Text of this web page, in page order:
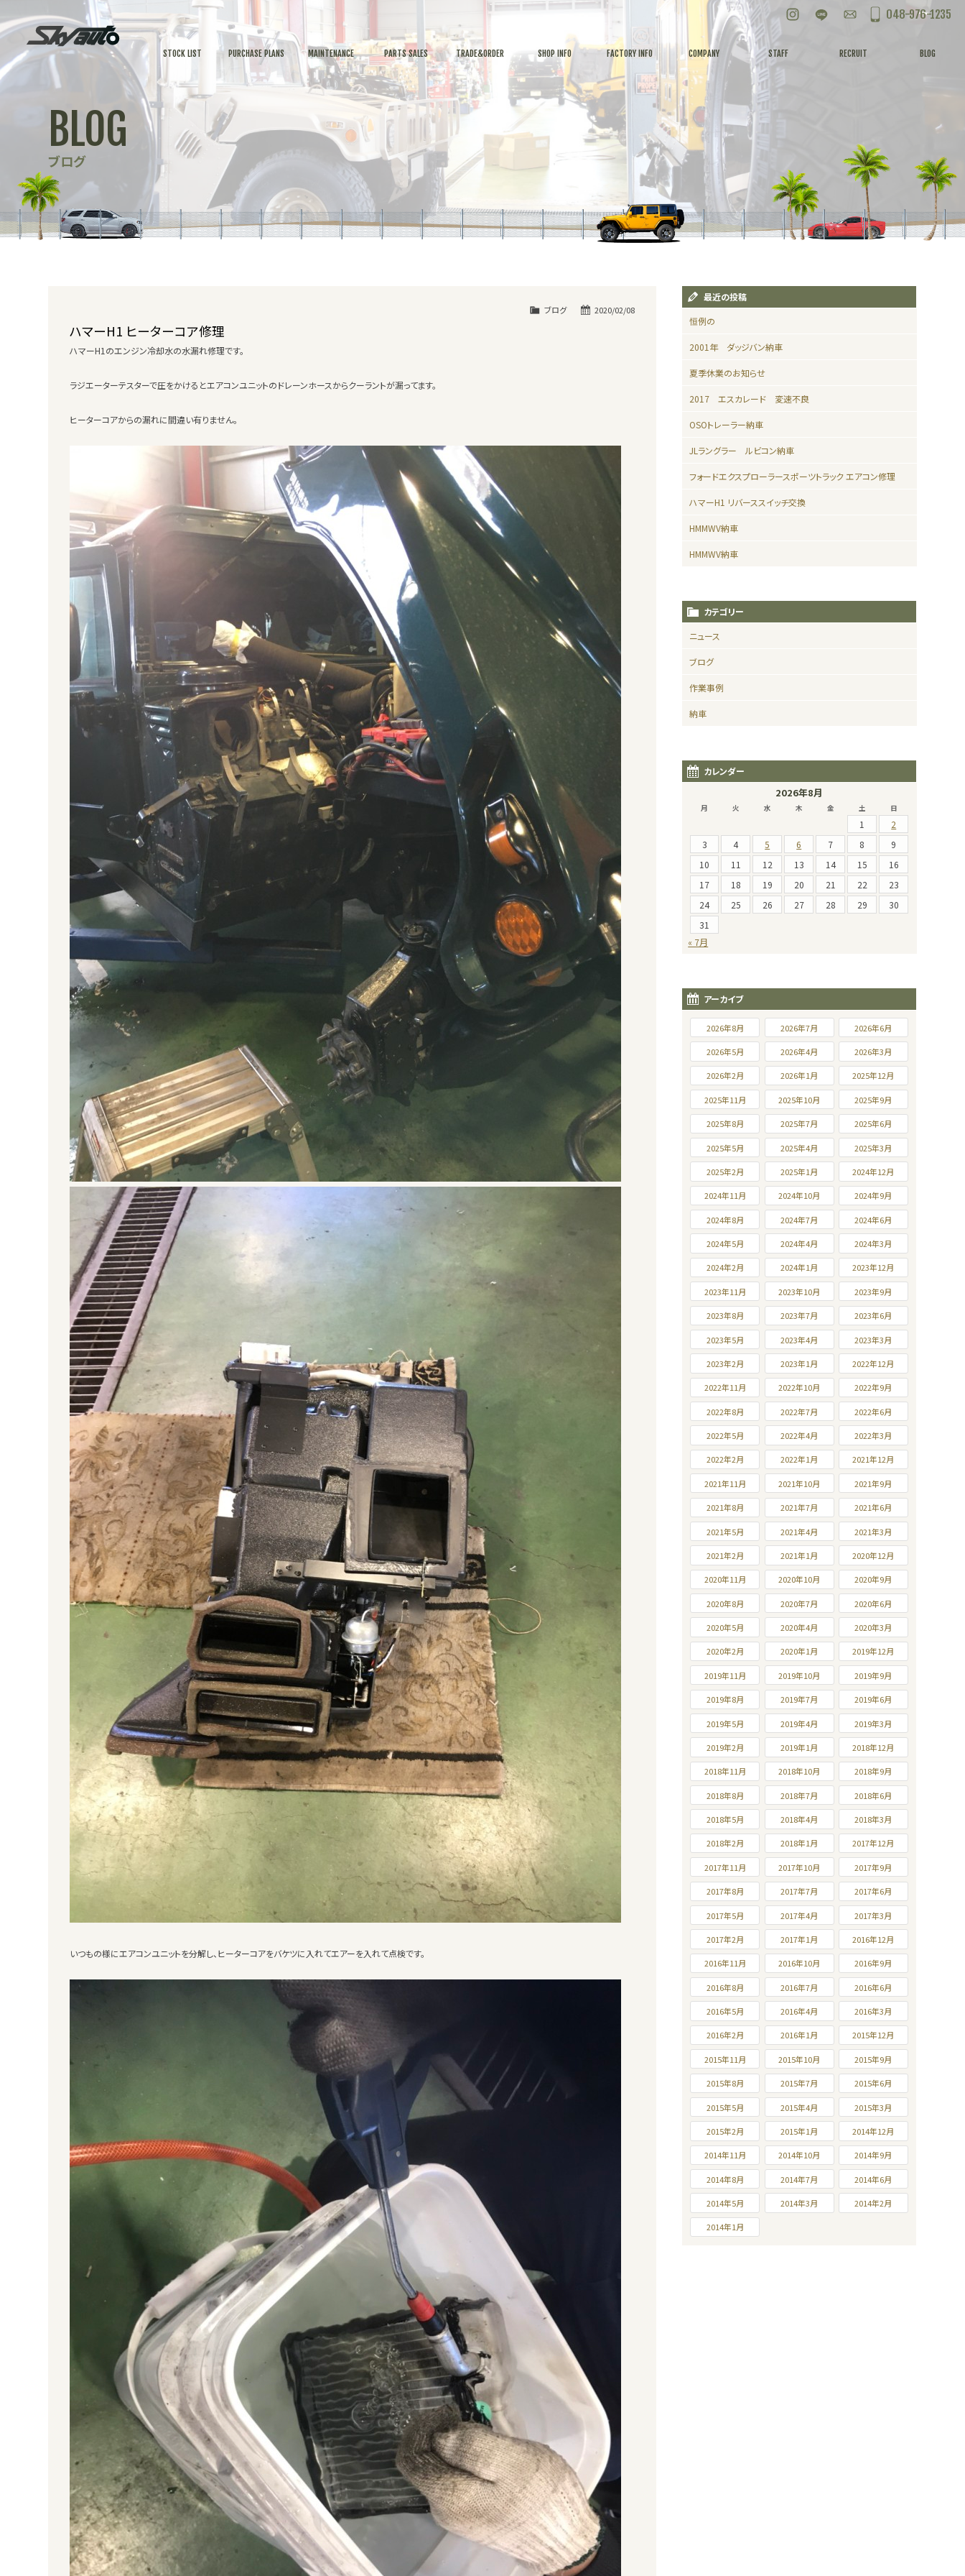
お問い合わせ
048-976-1235
STOCK LIST PURCHASE PLANS MAINTENANCE PARTS SALES TRADE&ORDER SHOP INFO FACTORY INFO COMPANY STAFF RECRUIT BLOG
BLOG
ブログ
2020/02/08
ブログ
ハマーH1 ヒーターコア修理
ハマーH1のエンジン冷却水の水漏れ修理です。
ラジエーターテスターで圧をかけるとエアコンユニットのドレーンホースからクーラントが漏ってます。
ヒーターコアからの漏れに間違い有りません。
いつもの様にエアコンユニットを分解し、ヒーターコアをバケツに入れてエアーを入れて点検です。
最近の投稿
恒例の
2001年 ダッジバン納車
夏季休業のお知らせ
2017 エスカレード 変速不良
OSOトレーラー納車
JLラングラー ルビコン納車
フォードエクスプローラースポーツトラック エアコン修理
ハマーH1 リバーススイッチ交換
HMMWV納車
HMMWV納車
カテゴリー
ニュース
ブログ
作業事例
納車
カレンダー
2026年8月
月 火 水 木 金 土 日
1
2
3
4 5 6 7 8
9
10
11 12 13 14 15
16
17
18 19 20 21 22
23
24
25 26 27 28 29
30
31
« 7月
アーカイブ
2026年8月 2026年7月 2026年6月
2026年5月 2026年4月 2026年3月
2026年2月 2026年1月 2025年12月
2025年11月 2025年10月 2025年9月
2025年8月 2025年7月 2025年6月
2025年5月 2025年4月 2025年3月
2025年2月 2025年1月 2024年12月
2024年11月 2024年10月 2024年9月
2024年8月 2024年7月 2024年6月
2024年5月 2024年4月 2024年3月
2024年2月 2024年1月 2023年12月
2023年11月 2023年10月 2023年9月
2023年8月 2023年7月 2023年6月
2023年5月 2023年4月 2023年3月
2023年2月 2023年1月 2022年12月
2022年11月 2022年10月 2022年9月
2022年8月 2022年7月 2022年6月
2022年5月 2022年4月 2022年3月
2022年2月 2022年1月 2021年12月
2021年11月 2021年10月 2021年9月
2021年8月 2021年7月 2021年6月
2021年5月 2021年4月 2021年3月
2021年2月 2021年1月 2020年12月
2020年11月 2020年10月 2020年9月
2020年8月 2020年7月 2020年6月
2020年5月 2020年4月 2020年3月
2020年2月 2020年1月 2019年12月
2019年11月 2019年10月 2019年9月
2019年8月 2019年7月 2019年6月
2019年5月 2019年4月 2019年3月
2019年2月 2019年1月 2018年12月
2018年11月 2018年10月 2018年9月
2018年8月 2018年7月 2018年6月
2018年5月 2018年4月 2018年3月
2018年2月 2018年1月 2017年12月
2017年11月 2017年10月 2017年9月
2017年8月 2017年7月 2017年6月
2017年5月 2017年4月 2017年3月
2017年2月 2017年1月 2016年12月
2016年11月 2016年10月 2016年9月
2016年8月 2016年7月 2016年6月
2016年5月 2016年4月 2016年3月
2016年2月 2016年1月 2015年12月
2015年11月 2015年10月 2015年9月
2015年8月 2015年7月 2015年6月
2015年5月 2015年4月 2015年3月
2015年2月 2015年1月 2014年12月
2014年11月 2014年10月 2014年9月
2014年8月 2014年7月 2014年6月
2014年5月 2014年3月 2014年2月
2014年1月